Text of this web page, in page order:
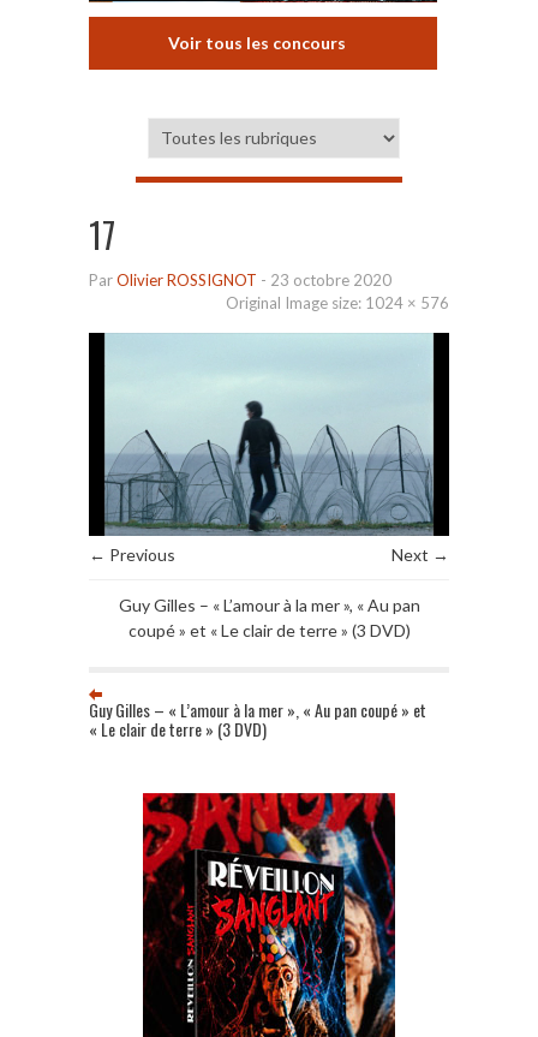
Voir tous les concours
17
ParOlivier ROSSIGNOT - 23 octobre 2020
Original Image size: 1024 × 576
← Previous Next →
Guy Gilles – « L’amour à la mer », « Au pan
coupé » et « Le clair de terre » (3 DVD)
Guy Gilles – « L’amour à la mer », « Au pan coupé » et
« Le clair de terre » (3 DVD)